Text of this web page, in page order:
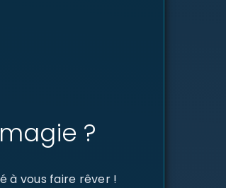
?
à vous faire rêver !